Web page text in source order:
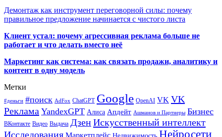
Демонтаж как инструмент переговорной силы: почему
правильное предложение начинается с чистого листа
Клиент устал: почему агрессивная реклама больше не
работает и что делать вместо неё
Маркетинг как система: как связать продажи, аналитику и
контент в одну модель
Метки
#деньги #поиск AdFox ChatGPT Google OpenAI VK VK
Реклама YandexGPT Алиса Апдейт Ашманов и Партнеры Бизнес
ВКонтакте Видео Выдача ДзенИскусственный интеллект
Исследования Нейросети